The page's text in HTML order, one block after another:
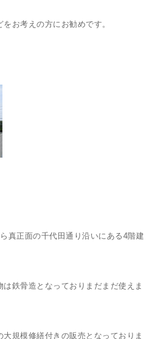
お考えの方にお勧めです。
真正面の千代田通り沿いにある4階建
鉄骨造となっておりまだまだ使えま
規模修繕付きの販売となっておりま